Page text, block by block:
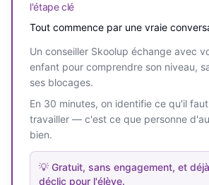
l'étape clé
Tout commence par une vraie
Un conseiller Skoolup échange avec
enfant pour comprendre son niveau,
ses blocages.
En 30 minutes, on identifie ce qu'il
travailler — c'est ce que personne
bien.
💡 Gratuit, sans engagement, et
déclic pour l'élève.